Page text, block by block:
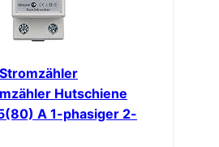
Hutschiene
A 1-phasiger 2-